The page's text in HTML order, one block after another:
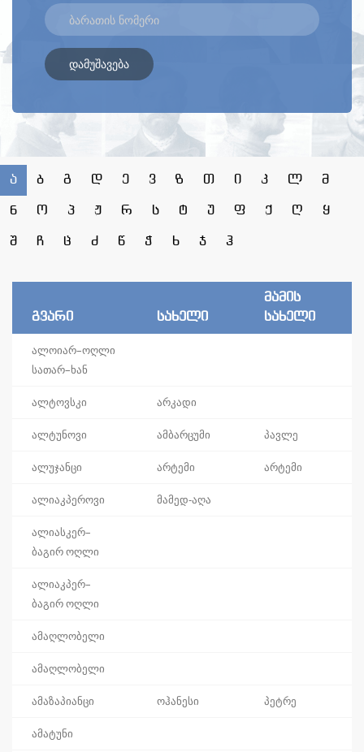
დამუშავება
ა ბ გ დ ე ვ ზ თ ი კ ლ მ
ნ ო პ ჟ რ ს ტ უ ფ ქ ღ ყ
შ ჩ ც ძ წ ჭ ხ ჯ ჰ
გვარი სახელი
მამის
სახელი
ალოიარ–ოღლი
სათარ–ხან
ალტოვსკი არკადი
ალტუნოვი ამბარცუმი პავლე
ალუჯანცი არტემი არტემი
ალიაკპეროვი მამედ-აღა
ალიასკერ–
ბაგირ ოღლი
ალიაკპერ–
ბაგირ ოღლი
ამაღლობელი
ამაღლობელი
ამაზაპიანცი ოჰანესი პეტრე
ამატუნი